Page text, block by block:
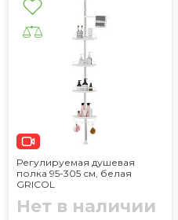
Регулируемая душевая
полка 95-305 см, белая
GRICOL
Нет в наличии